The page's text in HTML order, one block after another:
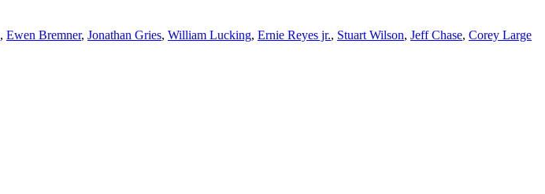
, Ewen Bremner, Jonathan Gries, William Lucking, Ernie Reyes jr., Stuart Wilson, Jeff Chase, Corey Large